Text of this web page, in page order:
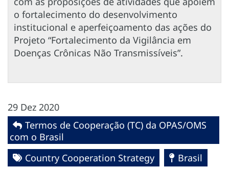
o fortalecimento do desenvolvimento
institucional e aperfeiçoamento das ações do
Projeto “Fortalecimento da Vigilância em
Doenças Crônicas Não Transmissíveis”.
29 Dez 2020
Termos de Cooperação (TC) da OPAS/OMS
com o Brasil
Country Cooperation Strategy
Brasil